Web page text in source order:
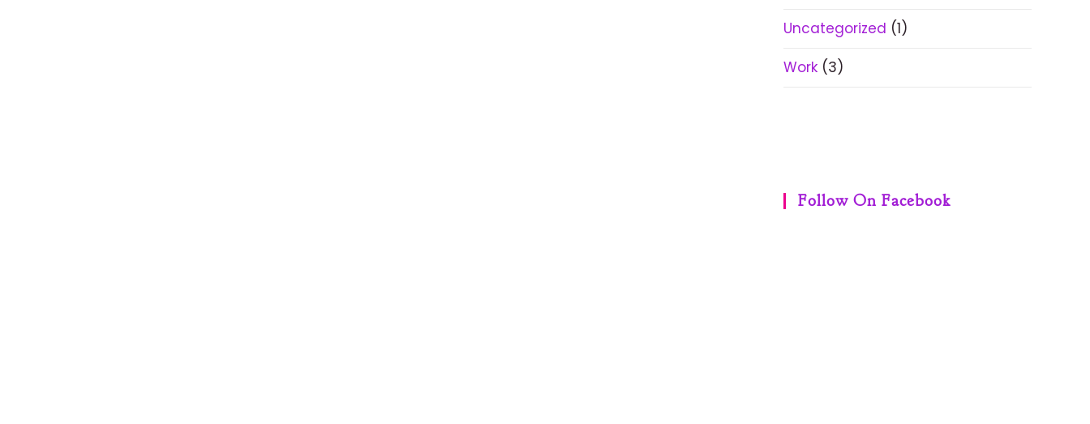
Uncategorized (1)
Work (3)
Follow On Facebook